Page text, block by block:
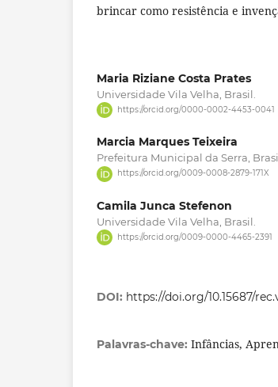
brincar como resistência e
Maria Riziane Costa Prates
Universidade Vila Velha, Brasil.
https://orcid.org/0000-0002-4453-0041
Marcia Marques Teixeira
Prefeitura Municipal da Serra,
https://orcid.org/0009-0008-2879-171X
Camila Junca Stefenon
Universidade Vila Velha, Brasil.
https://orcid.org/0009-0000-4465-2391
DOI: https://doi.org/10.15687/
Palavras-chave: Infâncias,